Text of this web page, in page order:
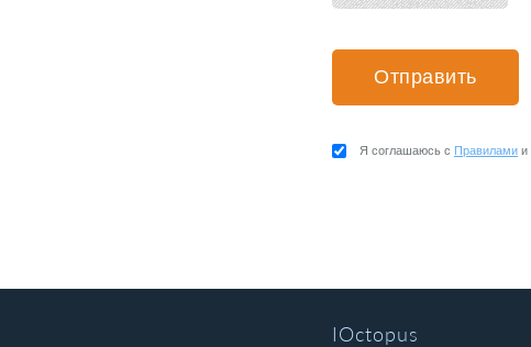
Я соглашаюсь с Правилами и
IOctopus